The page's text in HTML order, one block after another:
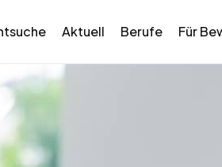
Aktuell Berufe Für